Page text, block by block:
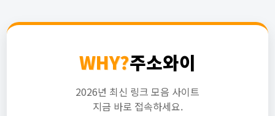
WHY?주소와이
2026년 최신 링크 모음 사이트
지금 바로 접속하세요.